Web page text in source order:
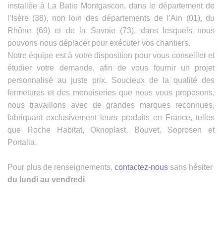
installée à La Batie Montgascon, dans le département de
l’Isère (38), non loin des départements de l’Ain (01), du
Rhône (69) et de la Savoie (73), dans lesquels nous
pouvons nous déplacer pour exécuter vos chantiers.
Notre équipe est à votre disposition pour vous conseiller et
étudier votre demande, afin de vous fournir un projet
personnalisé au juste prix. Soucieux de la qualité des
fermetures et des menuiseries que nous vous proposons,
nous travaillons avec de grandes marques reconnues,
fabriquant exclusivement leurs produits en France, telles
que Roche Habitat, Oknoplast, Bouvet, Soprosen et
Portalia.
Pour plus de renseignements, contactez-nous sans hésiter
du lundi au vendredi.